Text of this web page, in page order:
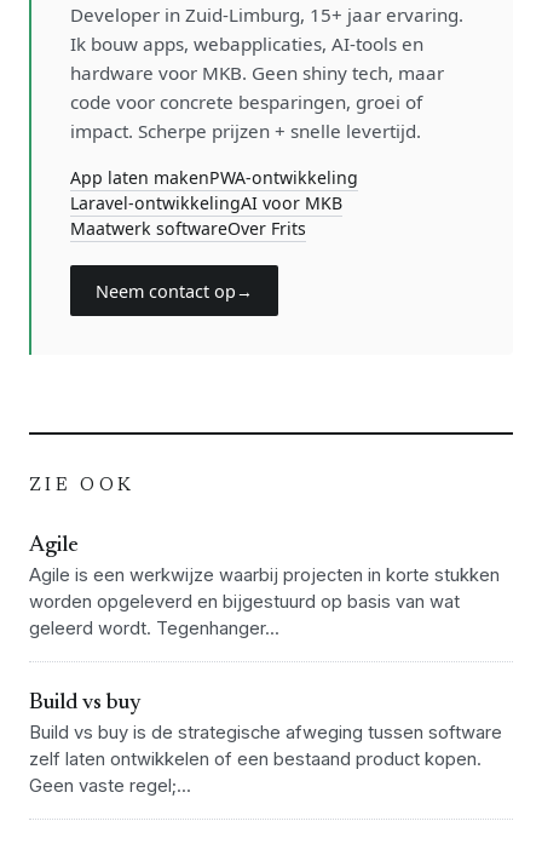
Developer in Zuid-Limburg, 15+ jaar ervaring.
Ik bouw apps, webapplicaties, AI-tools en
hardware voor MKB. Geen shiny tech, maar
code voor concrete besparingen, groei of
impact. Scherpe prijzen + snelle levertijd.
App laten makenPWA-ontwikkeling
Laravel-ontwikkelingAI voor MKB
Maatwerk softwareOver Frits
Neem contact op→
ZIE OOK
Agile
Agile is een werkwijze waarbij projecten in korte stukken
worden opgeleverd en bijgestuurd op basis van wat
geleerd wordt. Tegenhanger...
Build vs buy
Build vs buy is de strategische afweging tussen software
zelf laten ontwikkelen of een bestaand product kopen.
Geen vaste regel;...